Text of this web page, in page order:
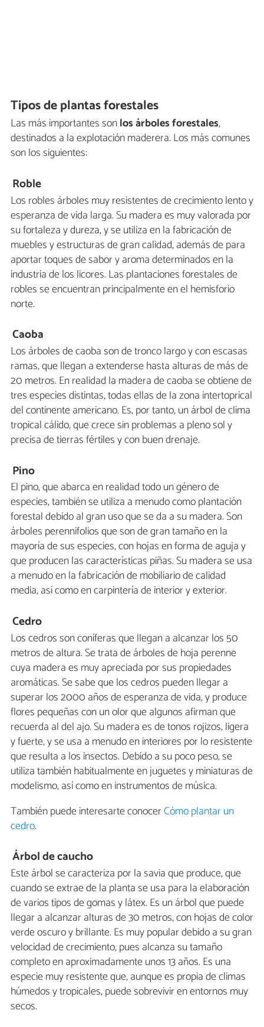
Tipos de plantas forestales
Las más importantes sonlos árboles forestales,
destinados a la explotación maderera. Los más comunes
son los siguientes:
Roble
Los robles árboles muy resistentes de crecimiento lento y
esperanza de vida larga. Su madera es muy valorada por
su fortaleza y dureza, y se utiliza en la fabricación de
muebles y estructuras de gran calidad, además de para
aportar toques de sabor y aroma determinados en la
industria de los licores. Las plantaciones forestales de
robles se encuentran principalmente en el hemisforio
norte.
Caoba
Los árboles de caoba son de tronco largo y con escasas
ramas, que llegan a extenderse hasta alturas de más de
20 metros. En realidad la madera de caoba se obtiene de
tres especies distintas, todas ellas de la zona intertoprical
del continente americano. Es, por tanto, un árbol de clima
tropical cálido, que crece sin problemas a pleno sol y
precisa de tierras fértiles y con buen drenaje.
Pino
El pino, que abarca en realidad todo un género de
especies, también se utiliza a menudo como plantación
forestal debido al gran uso que se da a su madera. Son
árboles perennifolios que son de gran tamaño en la
mayoría de sus especies, con hojas en forma de aguja y
que producen las características piñas. Su madera se usa
a menudo en la fabricación de mobiliario de calidad
media, así como en carpintería de interior y exterior.
Cedro
Los cedros son coníferas que llegan a alcanzar los 50
metros de altura. Se trata de árboles de hoja perenne
cuya madera es muy apreciada por sus propiedades
aromáticas. Se sabe que los cedros pueden llegar a
superar los 2000 años de esperanza de vida, y produce
flores pequeñas con un olor que algunos afirman que
recuerda al del ajo. Su madera es de tonos rojizos, ligera
y fuerte, y se usa a menudo en interiores por lo resistente
que resulta a los insectos. Debido a su poco peso, se
utiliza también habitualmente en juguetes y miniaturas de
modelismo, así como en instrumentos de música.
También puede interesarte conocerCómo plantar un
cedro.
Árbol de caucho
Este árbol se caracteriza por la savia que produce, que
cuando se extrae de la planta se usa para la elaboración
de varios tipos de gomas y látex. Es un árbol que puede
llegar a alcanzar alturas de 30 metros, con hojas de color
verde oscuro y brillante. Es muy popular debido a su gran
velocidad de crecimiento, pues alcanza su tamaño
completo en aproximadamente unos 13 años. Es una
especie muy resistente que, aunque es propia de climas
húmedos y tropicales, puede sobrevivir en entornos muy
secos.